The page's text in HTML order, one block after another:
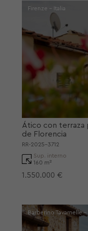
Firenze - Italia
Ático con terraza
de Florencia
RR-2025-3712
Sup. interno
160 m²
1.550.000 €
Barberino Tavarnelle -